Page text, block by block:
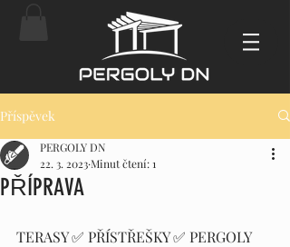
Příspěvek
PŘÍPRAVA
PERGOLY DN
22. 3. 2023Minut čtení: 1
TERASY ✅ PŘÍSTŘEŠKY ✅ PERGOLY